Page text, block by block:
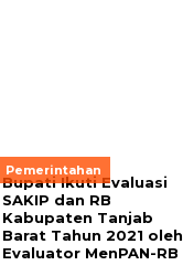
Pemerintahan
Bupati Ikuti Evaluasi
SAKIP dan RB
Kabupaten Tanjab
Barat Tahun 2021 oleh
Evaluator MenPAN-RB